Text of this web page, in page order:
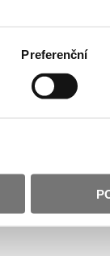
Preferenční